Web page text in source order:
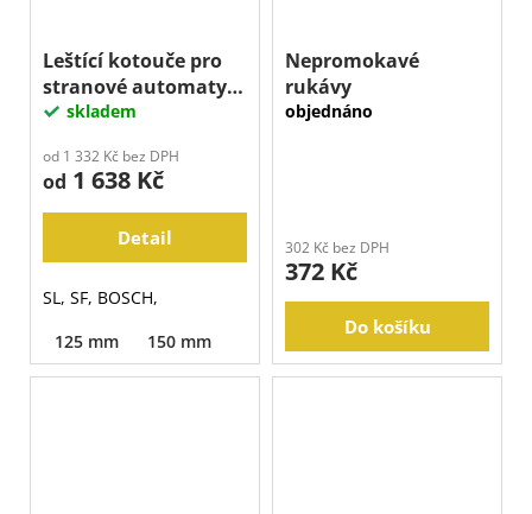
Leštící kotouče pro
stranové automaty
EDGEskladem
od 1 332 Kč bez DPH
od 1 638 Kč
Detail
SL, SF, BOSCH,
125 mm
150 mm
Nepromokavé
rukávy
objednáno
302 Kč bez DPH
372 Kč
Do košíku